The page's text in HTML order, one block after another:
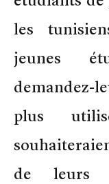
les
jeunes
demandez-
plus
de leurs